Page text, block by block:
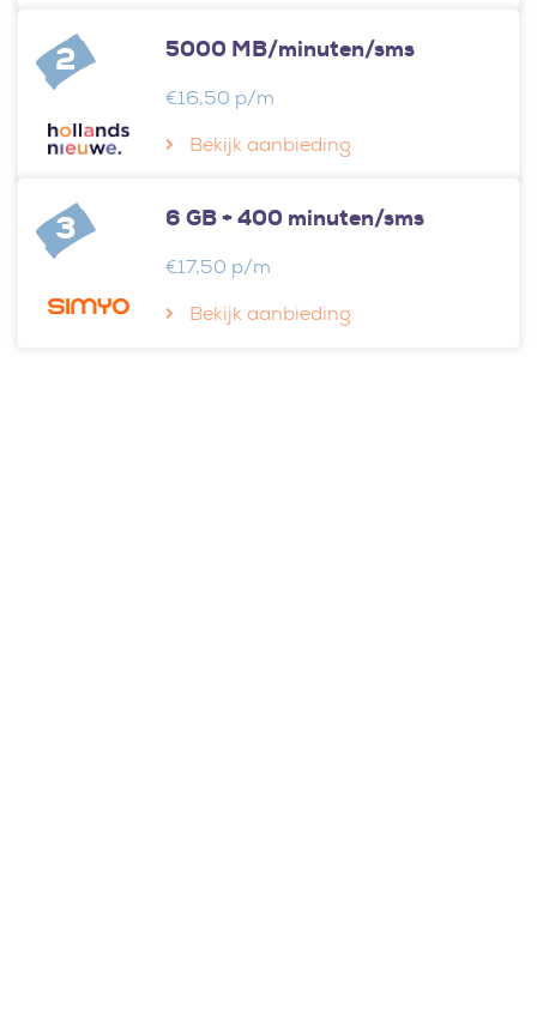
2 5000 MB/minuten/sms
€16,50 p/m
Bekijk aanbieding
3 6 GB + 400 minuten/sms
€17,50 p/m
Bekijk aanbieding